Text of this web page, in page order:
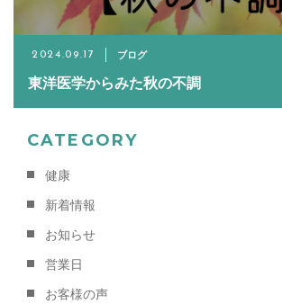
Warning
: Undefined
$target
/home/
on line
2024.09.17 ブログ
東洋医学からみた秋の不調
CATEGORY
健康
新着情報
お知らせ
営業日
お客様の声